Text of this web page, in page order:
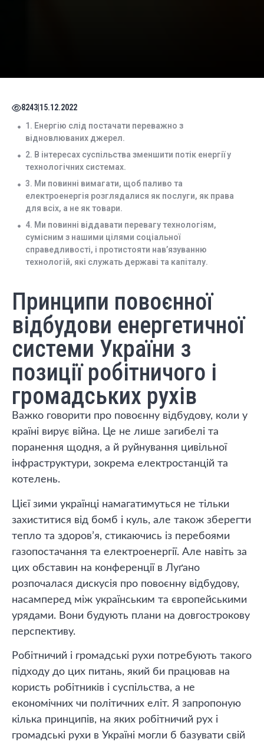
8243 15.12.2022
1. Енергію слід постачати переважно з
відновлюваних джерел.
2. В інтересах суспільства зменшити потік енергії у
технологічних системах.
3. Ми повинні вимагати, щоб паливо та
електроенергія розглядалися як послуги, як права
для всіх, а не як товари.
4. Ми повинні віддавати перевагу технологіям,
сумісним з нашими цілями соціальної
справедливості, і протистояти нав’язуванню
технологій, які служать державі та капіталу.
Принципи повоєнної
відбудови енергетичної
системи України з
позиції робітничого і
громадських рухів
Важко говорити про повоєнну відбудову, коли у
країні вирує війна. Це не лише загибелі та
поранення щодня, а й руйнування цивільної
інфраструктури, зокрема електростанцій та
котелень.
Цієї зими українці намагатимуться не тільки
захиститися від бомб і куль, але також зберегти
тепло та здоров’я, стикаючись із перебоями
газопостачання та електроенергії. Але навіть за
цих обставин на конференції в Луґано
розпочалася дискусія про повоєнну відбудову,
насамперед між українським та європейськими
урядами. Вони будують плани на довгострокову
перспективу.
Робітничий і громадські рухи потребують такого
підходу до цих питань, який би працював на
користь робітників і суспільства, а не
економічних чи політичних еліт. Я запропоную
кілька принципів, на яких робітничий рух і
громадські рухи в Україні могли б базувати свій